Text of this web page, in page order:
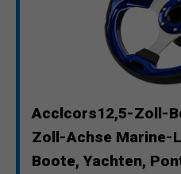
Acclcors12,5-Zoll-
Zoll-Achse Marine-
Boote, Yachten,